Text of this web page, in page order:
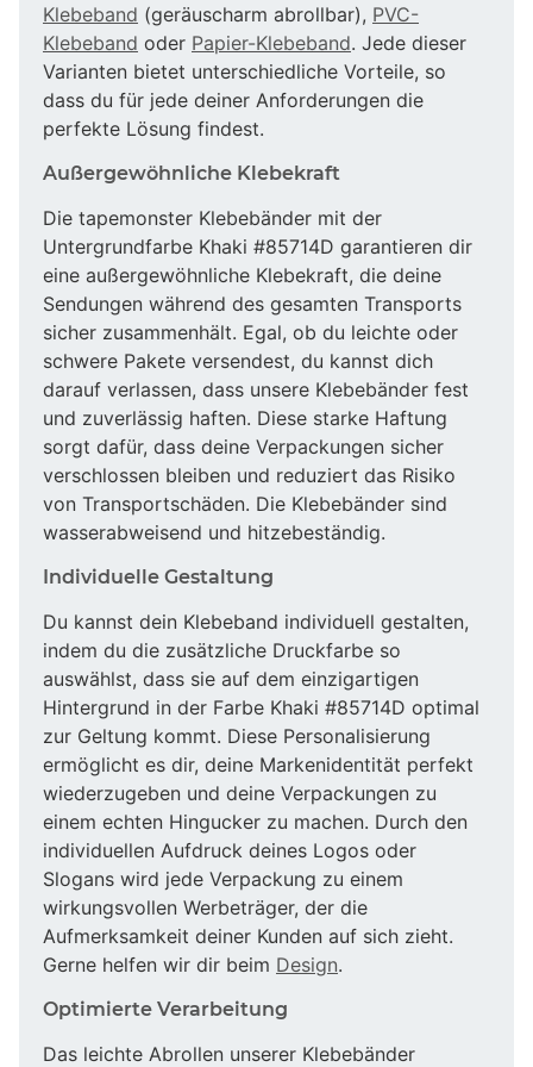
Klebeband (geräuscharm abrollbar), PVC-
Klebeband oder Papier-Klebeband. Jede dieser
Varianten bietet unterschiedliche Vorteile, so
dass du für jede deiner Anforderungen die
perfekte Lösung findest.
Außergewöhnliche Klebekraft
Die tapemonster Klebebänder mit der
Untergrundfarbe Khaki #85714D garantieren dir
eine außergewöhnliche Klebekraft, die deine
Sendungen während des gesamten Transports
sicher zusammenhält. Egal, ob du leichte oder
schwere Pakete versendest, du kannst dich
darauf verlassen, dass unsere Klebebänder fest
und zuverlässig haften. Diese starke Haftung
sorgt dafür, dass deine Verpackungen sicher
verschlossen bleiben und reduziert das Risiko
von Transportschäden. Die Klebebänder sind
wasserabweisend und hitzebeständig.
Individuelle Gestaltung
Du kannst dein Klebeband individuell gestalten,
indem du die zusätzliche Druckfarbe so
auswählst, dass sie auf dem einzigartigen
Hintergrund in der Farbe Khaki #85714D optimal
zur Geltung kommt. Diese Personalisierung
ermöglicht es dir, deine Markenidentität perfekt
wiederzugeben und deine Verpackungen zu
einem echten Hingucker zu machen. Durch den
individuellen Aufdruck deines Logos oder
Slogans wird jede Verpackung zu einem
wirkungsvollen Werbeträger, der die
Aufmerksamkeit deiner Kunden auf sich zieht.
Gerne helfen wir dir beim Design.
Optimierte Verarbeitung
Das leichte Abrollen unserer Klebebänder